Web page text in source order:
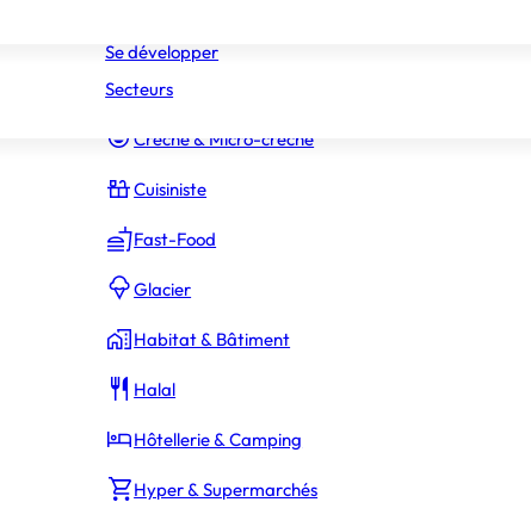
Constructeur Piscines & Spas
Crèche & Micro-crèche
Cuisiniste
Fast-Food
Glacier
Habitat & Bâtiment
Halal
Hôtellerie & Camping
Hyper & Supermarchés
Se développer
Secteurs